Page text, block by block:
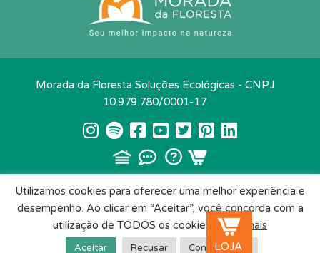
Morada da Floresta Soluções Ecológicas - CNPJ
10.979.780/0001-17
Conteúdo e design: Müller Camacho Design
Utilizamos cookies para oferecer uma melhor experiência e
desempenho. Ao clicar em “Aceitar”, você concorda com a
utilização de TODOS os cookies.
Saiba mais
Aceitar Recusar Configuração
LOJA